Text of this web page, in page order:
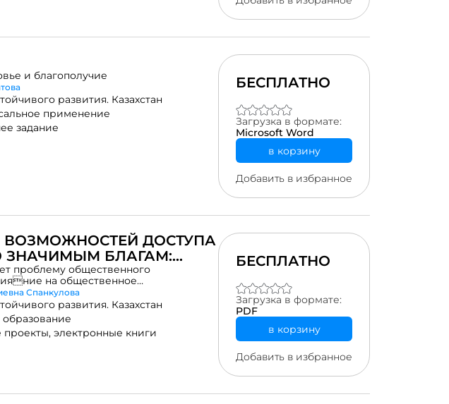
и благополучие
развития. Казахстан
применение
задание
БЕСПЛАТНО
Загрузка в формате:
Microsoft Word
в корзину
Добавить в избранное
ВОЗМОЖНОСТЕЙ ДОСТУПА
ЗНАЧИМЫМ БЛАГАМ:
АНАЛИЗ НА ПРИМЕРЕ
УСЛУГ
проблему общественного
на общественное
современных теорий
рассматриваются подходы как
неравенства по доходам, богатству и
этого неравенства с точки
также последствия как фактического,
студентам, магистрантам и
Спанкулова
развития. Казахстан
проекты, электронные книги
БЕСПЛАТНО
Загрузка в формате:
PDF
в корзину
Добавить в избранное